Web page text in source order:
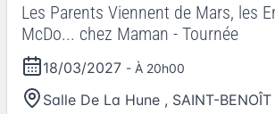
Les Parents Viennent de Mars, les
McDo... chez Maman - Tournée
18/03/2027 - À 20h00
Salle De La Hune , SAINT-BENOÎT